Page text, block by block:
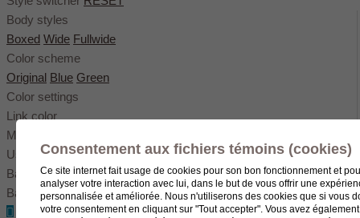
Body styles
Boxed Wide Fullwide
Color scheme
Original Blue Green
Color settings
Link color
Menu color
User color
Background pattern
Background image
Consentement aux fichiers témoins (cookies)
Ce site internet fait usage de cookies pour son bon fonctionnement et
analyser votre interaction avec lui, dans le but de vous offrir une
personnalisée et améliorée. Nous n'utiliserons des cookies que si vous
votre consentement en cliquant sur "Tout accepter". Vous avez